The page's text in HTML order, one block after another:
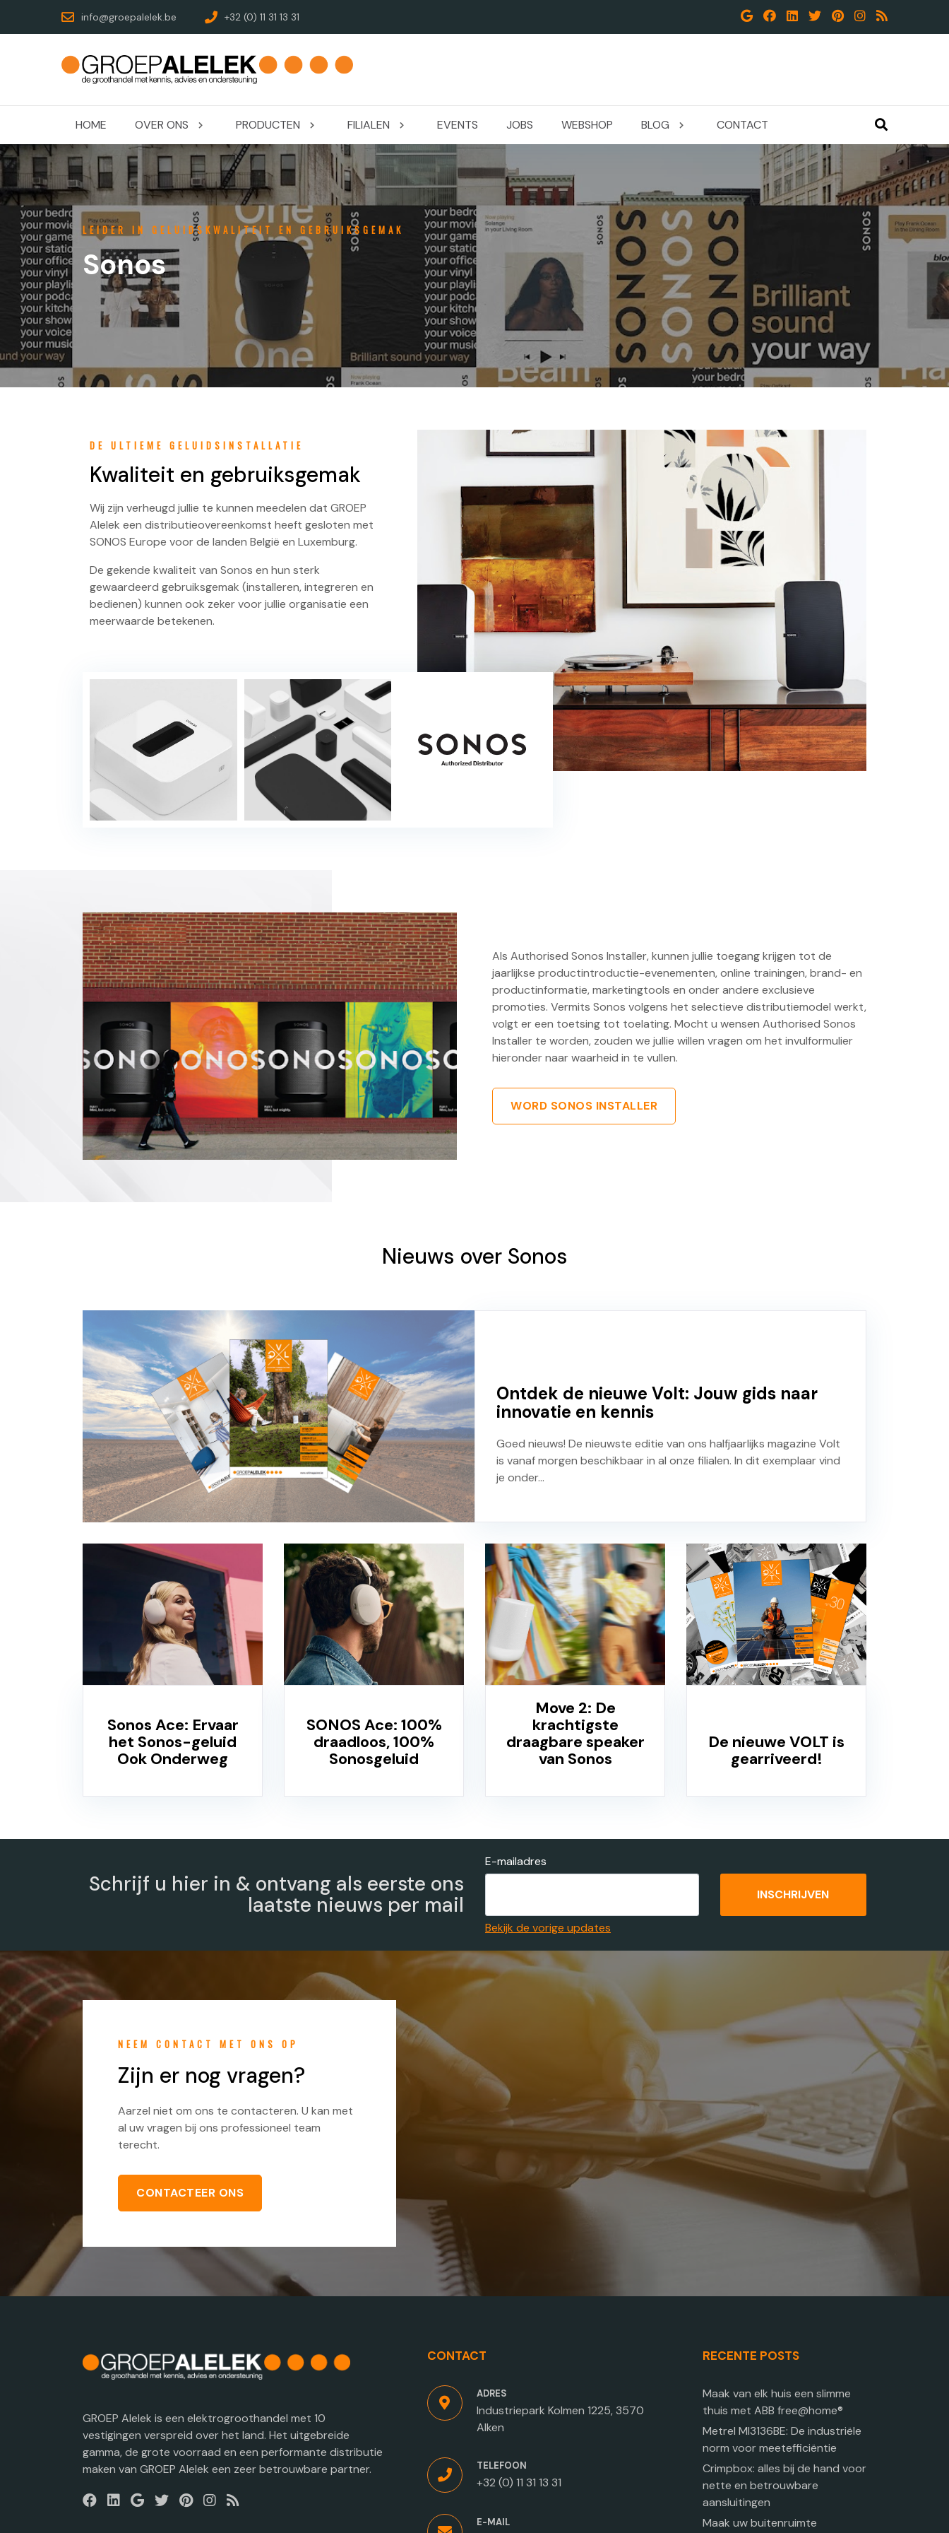
info@groepalelek.be +32 (0) 11 31 13 31
HOME OVER ONS PRODUCTEN FILIALEN EVENTS JOBS WEBSHOP BLOG CONTACT
LEIDER IN GELUIDSKWALITEIT EN GEBRUIKSGEMAK
Sonos
DE ULTIEME GELUIDSINSTALLATIE
Kwaliteit en gebruiksgemak
Wij zijn verheugd jullie te kunnen meedelen dat GROEP
Alelek een distributieovereenkomst heeft gesloten met
SONOS Europe voor de landen België en Luxemburg.
De gekende kwaliteit van Sonos en hun sterk
gewaardeerd gebruiksgemak (installeren, integreren en
bedienen) kunnen ook zeker voor jullie organisatie een
meerwaarde betekenen.
Als Authorised Sonos Installer, kunnen jullie toegang krijgen tot de
jaarlijkse productintroductie-evenementen, online trainingen, brand- en
productinformatie, marketingtools en onder andere exclusieve
promoties. Vermits Sonos volgens het selectieve distributiemodel werkt,
volgt er een toetsing tot toelating. Mocht u wensen Authorised Sonos
Installer te worden, zouden we jullie willen vragen om het invulformulier
hieronder naar waarheid in te vullen.
WORD SONOS INSTALLER
Nieuws over Sonos
Ontdek de nieuwe Volt: Jouw gids naar
innovatie en kennis
Goed nieuws! De nieuwste editie van ons halfjaarlijks magazine Volt
is vanaf morgen beschikbaar in al onze filialen. In dit exemplaar vind
je onder...
Sonos Ace: Ervaar
het Sonos-geluid
Ook Onderweg
SONOS Ace: 100%
draadloos, 100%
Sonosgeluid
Move 2: De
krachtigste
draagbare speaker
van Sonos
De nieuwe VOLT is
gearriveerd!
Schrijf u hier in & ontvang als eerste ons
laatste nieuws per mail
E-mailadres
Bekijk de vorige updates
NEEM CONTACT MET ONS OP
Zijn er nog vragen?
Aarzel niet om ons te contacteren. U kan met
al uw vragen bij ons professioneel team
terecht.
CONTACTEER ONS
GROEP Alelek is een elektrogroothandel met 10
vestigingen verspreid over het land. Het uitgebreide
gamma, de grote voorraad en een performante distributie
maken van GROEP Alelek een zeer betrouwbare partner.
CONTACT
ADRES
Industriepark Kolmen 1225, 3570
Alken
TELEFOON
+32 (0) 11 31 13 31
E-MAIL
RECENTE POSTS
Maak van elk huis een slimme
thuis met ABB free@home®
Metrel MI3136BE: De industriële
norm voor meetefficiëntie
Crimpbox: alles bij de hand voor
nette en betrouwbare
aansluitingen
Maak uw buitenruimte